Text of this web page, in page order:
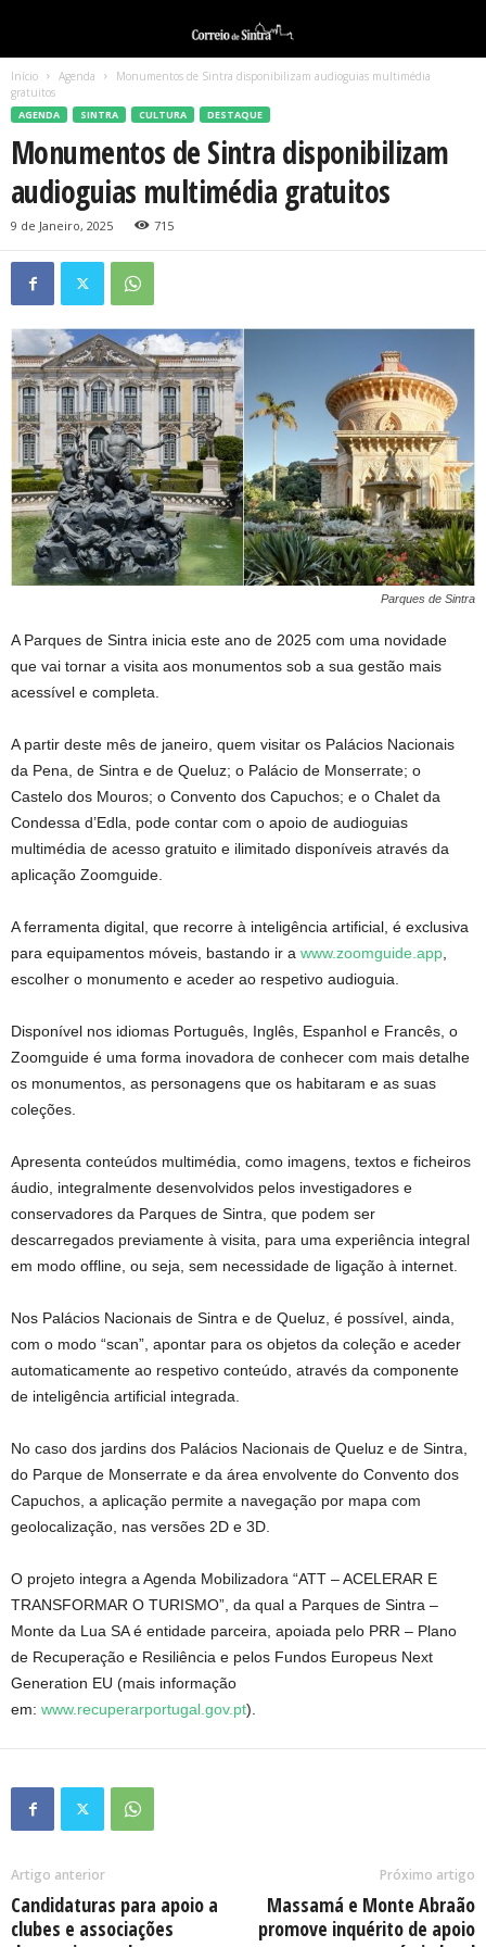
Início Agenda
Monumentos de Sintra disponibilizam audioguias multimédia
gratuitos
AGENDA SINTRA CULTURA DESTAQUE
Monumentos de Sintra disponibilizam
audioguias multimédia gratuitos
9 de Janeiro, 2025 715
Parques de Sintra
A Parques de Sintra inicia este ano de 2025 com uma novidade
que vai tornar a visita aos monumentos sob a sua gestão mais
acessível e completa.
A partir deste mês de janeiro, quem visitar os Palácios Nacionais
da Pena, de Sintra e de Queluz; o Palácio de Monserrate; o
Castelo dos Mouros; o Convento dos Capuchos; e o Chalet da
Condessa d’Edla, pode contar com o apoio de audioguias
multimédia de acesso gratuito e ilimitado disponíveis através da
aplicação Zoomguide.
A ferramenta digital, que recorre à inteligência artificial, é exclusiva
para equipamentos móveis, bastando ir a www.zoomguide.app,
escolher o monumento e aceder ao respetivo audioguia.
Disponível nos idiomas Português, Inglês, Espanhol e Francês, o
Zoomguide é uma forma inovadora de conhecer com mais detalhe
os monumentos, as personagens que os habitaram e as suas
coleções.
Apresenta conteúdos multimédia, como imagens, textos e ficheiros
áudio, integralmente desenvolvidos pelos investigadores e
conservadores da Parques de Sintra, que podem ser
descarregados previamente à visita, para uma experiência integral
em modo offline, ou seja, sem necessidade de ligação à internet.
Nos Palácios Nacionais de Sintra e de Queluz, é possível, ainda,
com o modo “scan”, apontar para os objetos da coleção e aceder
automaticamente ao respetivo conteúdo, através da componente
de inteligência artificial integrada.
No caso dos jardins dos Palácios Nacionais de Queluz e de Sintra,
do Parque de Monserrate e da área envolvente do Convento dos
Capuchos, a aplicação permite a navegação por mapa com
geolocalização, nas versões 2D e 3D.
O projeto integra a Agenda Mobilizadora “ATT – ACELERAR E
TRANSFORMAR O TURISMO”, da qual a Parques de Sintra –
Monte da Lua SA é entidade parceira, apoiada pelo PRR – Plano
de Recuperação e Resiliência e pelos Fundos Europeus Next
Generation EU (mais informação
em: www.recuperarportugal.gov.pt).
Artigo anterior
Candidaturas para apoio a
clubes e associações
Próximo artigo
Massamá e Monte Abraão
promove inquérito de apoio